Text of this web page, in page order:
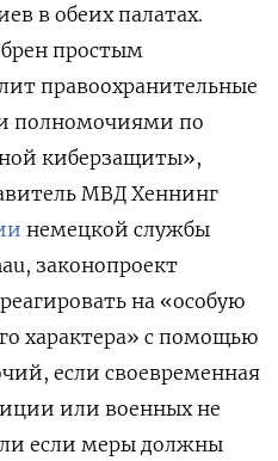
в обеих палатах.
простым
правоохранительные
полномочиями по
киберзащиты»,
МВД Хеннинг
немецкой службы
законопроект
на «особую
характера» с помощью
если своевременная
или военных не
если меры должны